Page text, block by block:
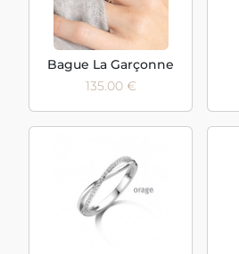
Bague La Garçonne
135.00 €